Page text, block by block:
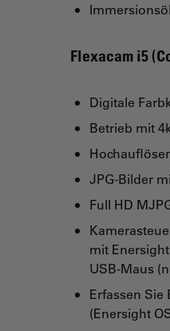
Immersionsöl
Flexacam i5
Digitale
Betrieb mit
JPG-Bilder
Full HD
mit
USB-Maus
Erfassen
(Enersight